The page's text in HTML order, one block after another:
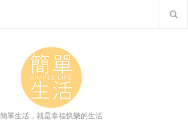
簡單生活，就是幸福快樂的生活